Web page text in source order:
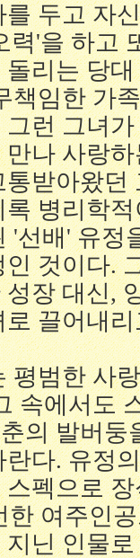
두고 자
력'을 하고
리는 당
책임한 가
런 그녀
나 사랑
받아왔던
병리학
'선배' 유정
것이다.
장 대신,
로 끌어내
평범한 사
속에서도
의 발버둥
다. 유정
펙으로
한 여주인
닌 인물